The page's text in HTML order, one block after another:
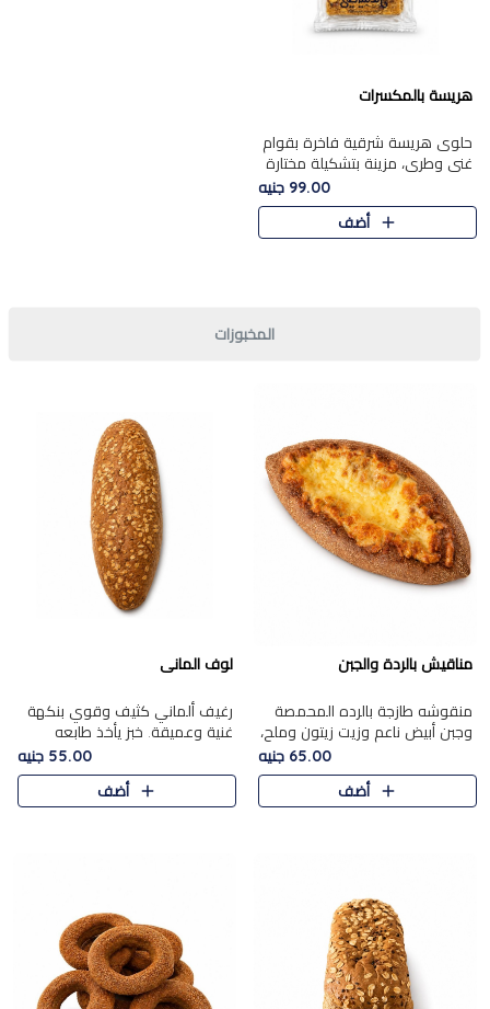
هريسة بالمكسرات
حلوى هريسة شرقية فاخرة بقوام
غني وطري، مزينة بتشكيلة مختارة
من المكسرات الفاخرة التي تضيف
قرمشة مميزة ونكهة غنية في كل
قطعة. تجمع بين المذاق..
99.00 جنيه
أضف
المخبوزات
مناقيش بالردة والجبن
منقوشه طازجة بالرده المحمصة
وجبن أبيض ناعم وزيت زيتون وملح،
مباشرة من الفرن.الرده مع نعومة
الجبن فوق عجينة طازجة.
65.00 جنيه
أضف
لوف المانى
رغيف ألماني كثيف وقوي بنكهة
غنية وعميقة. خبز يأخذ طابعه
55.00 جنيه
أضف